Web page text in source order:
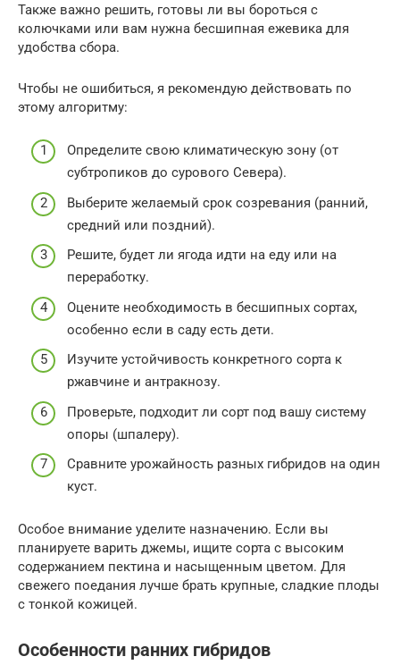
Также важно решить, готовы ли вы бороться с
колючками или вам нужна бесшипная ежевика для
удобства сбора.
Чтобы не ошибиться, я рекомендую действовать по
этому алгоритму:
Определите свою климатическую зону (от
субтропиков до сурового Севера).
Выберите желаемый срок созревания (ранний,
средний или поздний).
Решите, будет ли ягода идти на еду или на
переработку.
Оцените необходимость в бесшипных сортах,
особенно если в саду есть дети.
Изучите устойчивость конкретного сорта к
ржавчине и антракнозу.
Проверьте, подходит ли сорт под вашу систему
опоры (шпалеру).
Сравните урожайность разных гибридов на один
куст.
Особое внимание уделите назначению. Если вы
планируете варить джемы, ищите сорта с высоким
содержанием пектина и насыщенным цветом. Для
свежего поедания лучше брать крупные, сладкие плоды
с тонкой кожицей.
Особенности ранних гибридов